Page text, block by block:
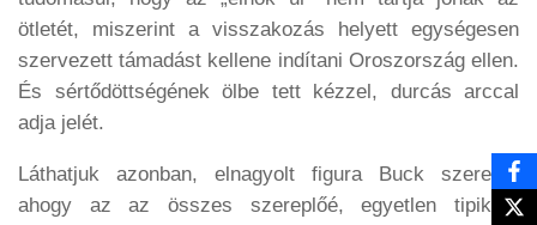
ötletét, miszerint a visszakozás helyett egységesen
szervezett támadást kellene indítani Oroszország ellen.
És sértődöttségének ölbe tett kézzel, durcás arccal
adja jelét.
Láthatjuk azonban, elnagyolt figura Buck szerepe,
ahogy az az összes szereplőé, egyetlen tipikus,